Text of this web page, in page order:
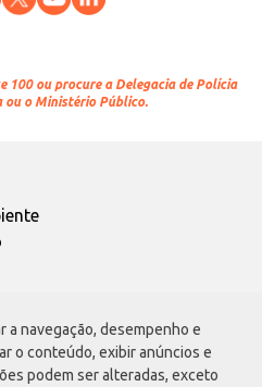
a navegação, desempenho e
o conteúdo, exibir anúncios e
podem ser alteradas, exceto
100 ou procure a Delegacia de Polícia
ou o Ministério Público.
S.A.
6169, Vila Maria, São Paulo - SP | CEP
75.315.333/0001-09